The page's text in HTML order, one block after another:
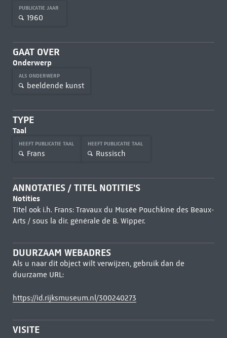
PUBLICATIE JAAR
1960
GAAT OVER
Onderwerp
ALS ONDERWERP
beeldende kunst
TYPE
Taal
HEEFT PUBLICATIE TAAL
Frans
HEEFT PUBLICATIE TAAL
Russisch
ANNOTATIES / TITEL NOTITIE'S
Notities
Titel ook i.h. Frans: Travaux du Musée Pouchkine des Beaux-
Arts / sous la dir. générale de B. Wipper.
DUURZAAM WEBADRES
Als u naar dit object wilt verwijzen, gebruik dan de
duurzame URL:
https://id.rijksmuseum.nl/300240273
VISITE